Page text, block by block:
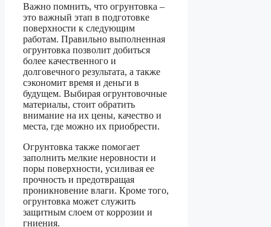
Важно помнить, что огрунтовка –
это важный этап в подготовке
поверхности к следующим
работам. Правильно выполненная
огрунтовка позволит добиться
более качественного и
долговечного результата, а также
сэкономит время и деньги в
будущем. Выбирая огрунтовочные
материалы, стоит обратить
внимание на их цены, качество и
места, где можно их приобрести.
Огрунтовка также помогает
заполнить мелкие неровности и
поры поверхности, усиливая ее
прочность и предотвращая
проникновение влаги. Кроме того,
огрунтовка может служить
защитным слоем от коррозии и
гниения.